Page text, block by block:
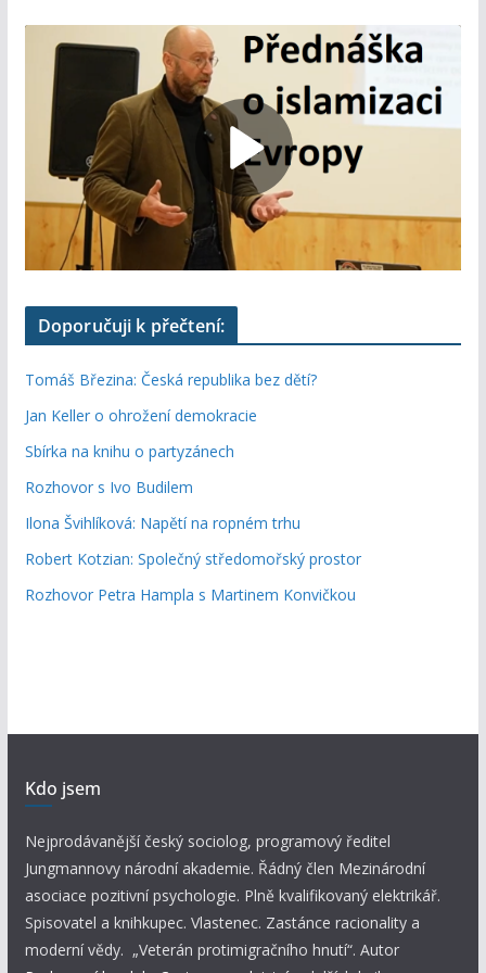
Doporučuji k přečtení:
Tomáš Březina: Česká republika bez dětí?
Jan Keller o ohrožení demokracie
Sbírka na knihu o partyzánech
Rozhovor s Ivo Budilem
Ilona Švihlíková: Napětí na ropném trhu
Robert Kotzian: Společný středomořský prostor
Rozhovor Petra Hampla s Martinem Konvičkou
Kdo jsem
Nejprodávanější český sociolog, programový ředitel
Jungmannovy národní akademie. Řádný člen Mezinárodní
asociace pozitivní psychologie. Plně kvalifikovaný elektrikář.
Spisovatel a knihkupec. Vlastenec. Zastánce racionality a
moderní vědy. „Veterán protimigračního hnutí“. Autor